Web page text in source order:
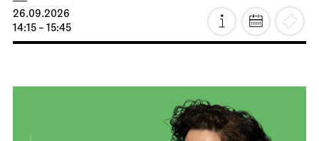
26.09.2026
14:15 - 15:45